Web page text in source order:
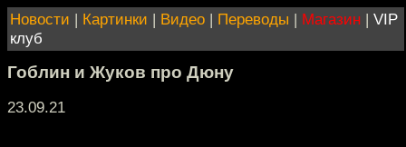
Новости | Картинки | Видео | Переводы | Магазин | VIP
клуб
Гоблин и Жуков про Дюну
23.09.21